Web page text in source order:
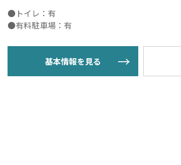
●トイレ：有
●有料駐車場：有
基本情報を見る